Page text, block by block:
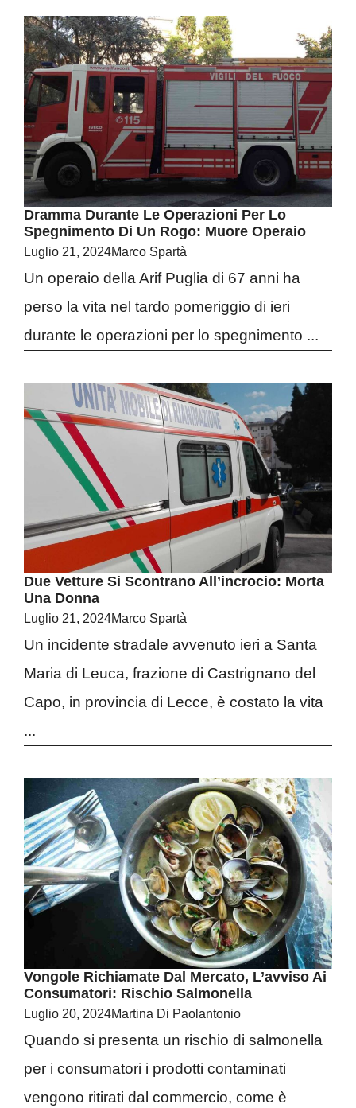
Dramma Durante Le Operazioni Per Lo
Spegnimento Di Un Rogo: Muore Operaio
Luglio 21, 2024Marco Spartà
Un operaio della Arif Puglia di 67 anni ha
perso la vita nel tardo pomeriggio di ieri
durante le operazioni per lo spegnimento ...
Due Vetture Si Scontrano All’incrocio: Morta
Una Donna
Luglio 21, 2024Marco Spartà
Un incidente stradale avvenuto ieri a Santa
Maria di Leuca, frazione di Castrignano del
Capo, in provincia di Lecce, è costato la vita
...
Vongole Richiamate Dal Mercato, L’avviso Ai
Consumatori: Rischio Salmonella
Luglio 20, 2024Martina Di Paolantonio
Quando si presenta un rischio di salmonella
per i consumatori i prodotti contaminati
vengono ritirati dal commercio, come è